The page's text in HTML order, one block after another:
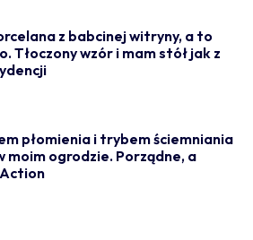
z babcinej witryny, a to
Tłoczony wzór i mam stół jak z
płomienia i trybem ściemniania
moim ogrodzie. Porządne, a